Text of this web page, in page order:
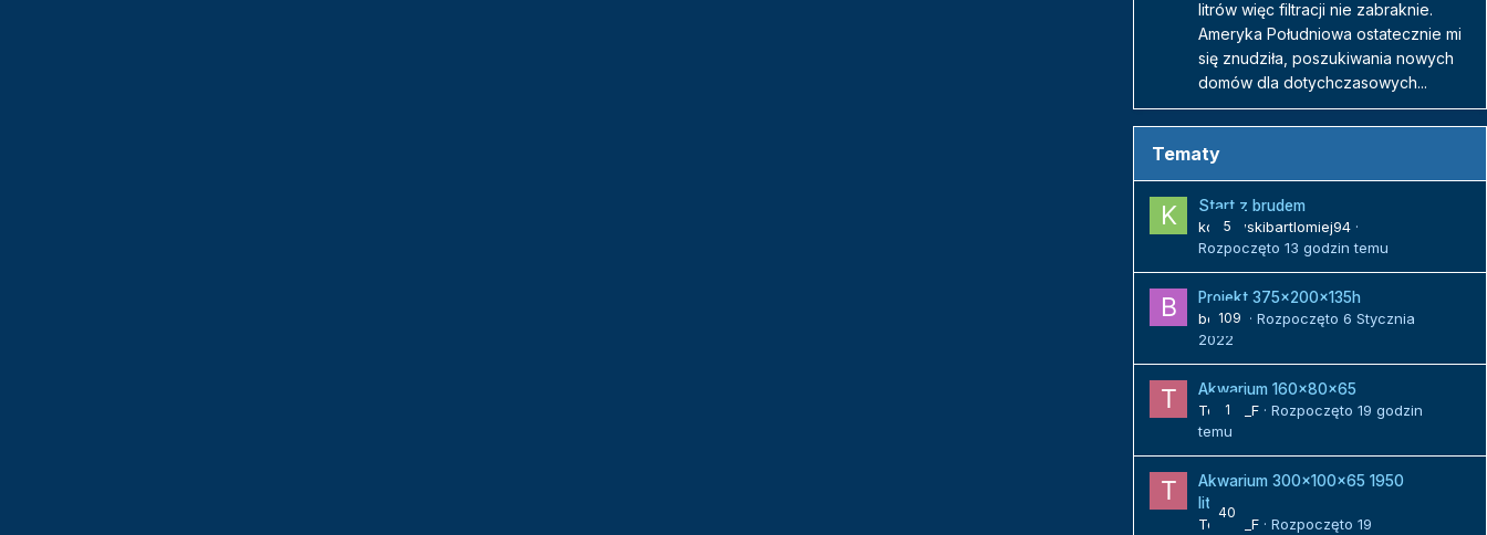
litrów więc filtracji nie zabraknie.
Ameryka Południowa ostatecznie mi
się znudziła, poszukiwania nowych
domów dla dotychczasowych...
Tematy
5
Start z brudem
kozlowskibartlomiej94 ·
Rozpoczęto 13 godzin temu
109
Projekt 375x200x135h
bojack · Rozpoczęto 6 Stycznia
2022
1
Akwarium 160x80x65
Tomek_F · Rozpoczęto 19 godzin
temu
40
Akwarium 300x100x65 1950
litrów
Tomek_F · Rozpoczęto 19